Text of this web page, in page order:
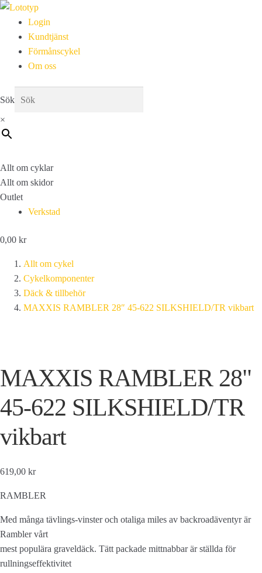
Login
Kundtjänst
Förmånscykel
Om oss
Sök
×
Allt om cyklar
Allt om skidor
Outlet
Verkstad
0,00 kr
Allt om cykel
Cykelkomponenter
Däck & tillbehör
MAXXIS RAMBLER 28″ 45-622 SILKSHIELD/TR vikbart
MAXXIS RAMBLER 28"
45-622 SILKSHIELD/TR
vikbart
619,00 kr
RAMBLER
Med många tävlings-vinster och otaliga miles av backroadäventyr är
Rambler vårt
mest populära graveldäck. Tätt packade mittnabbar är ställda för
rullningseffektivitet